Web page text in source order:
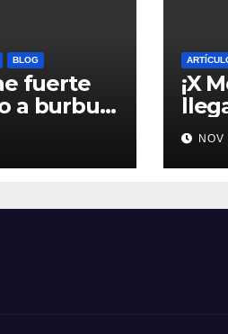
BLOG
fuerte
a burbuja
y
AI
¡X
trae
al